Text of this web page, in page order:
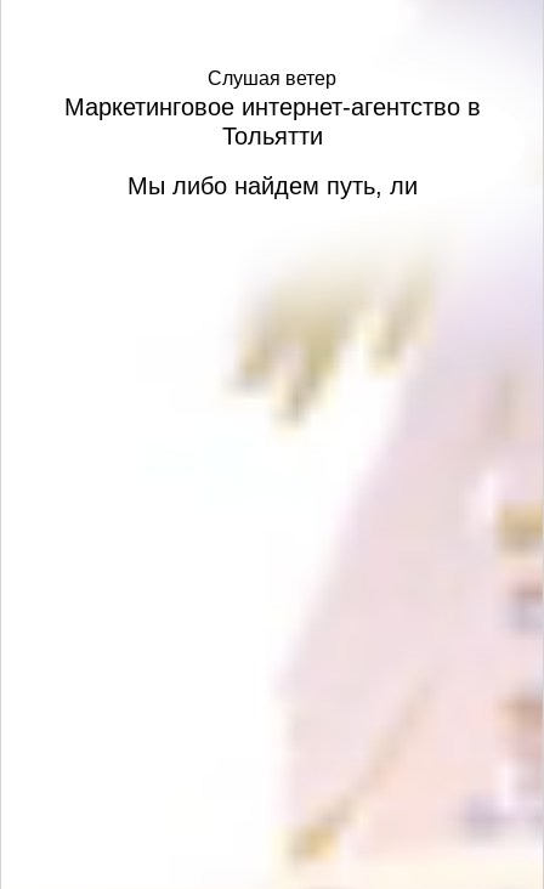
Маркетинговое интернет-агентство в
Тольятти
Мы либо найдем путь, либо проложим его
сами